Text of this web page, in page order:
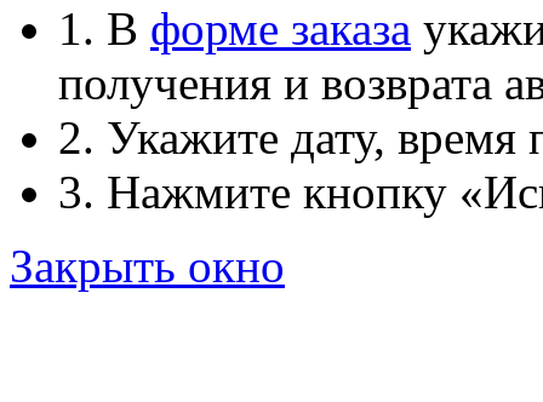
1. В форме заказа
получения и возврата
2. Укажите дату, время
3. Нажмите кнопку
Закрыть окно